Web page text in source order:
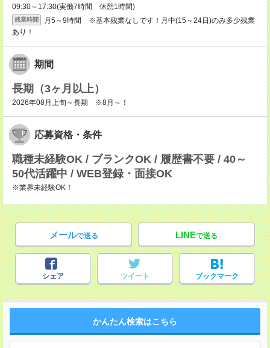
09:30～17:30(実働7時間 休憩1時間)
残業時間
月5～9時間 ※基本残業なしです！月中(15～24日)のみ多少残業
あり！
期間
長期（3ヶ月以上）
2026年08月上旬～長期 ※8月～！
応募資格・条件
職種未経験OK / ブランクOK / 履歴書不要 / 40～
50代活躍中 / WEB登録・面接OK
※業界未経験OK！
メールで送る LINEで送る
シェア ツイート ブックマーク
かんたん検索はこちら